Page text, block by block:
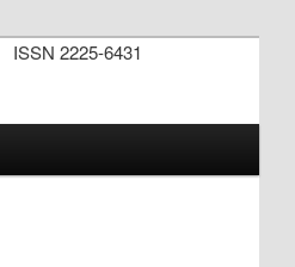
ISSN 2225-6431